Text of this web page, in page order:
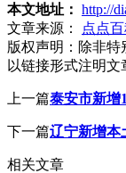
本文地址： http://
文章来源：
点点
版权声明： 除非特
以链接形式注明文
上一篇泰安市新增
下一篇辽宁新增本
相关文章